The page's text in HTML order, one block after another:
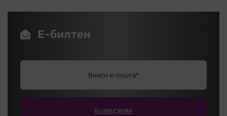
Е-билтен